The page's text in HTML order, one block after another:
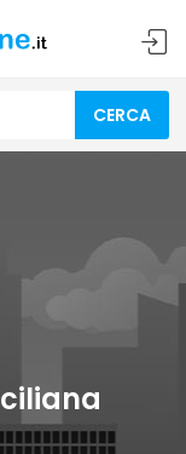
CERCA